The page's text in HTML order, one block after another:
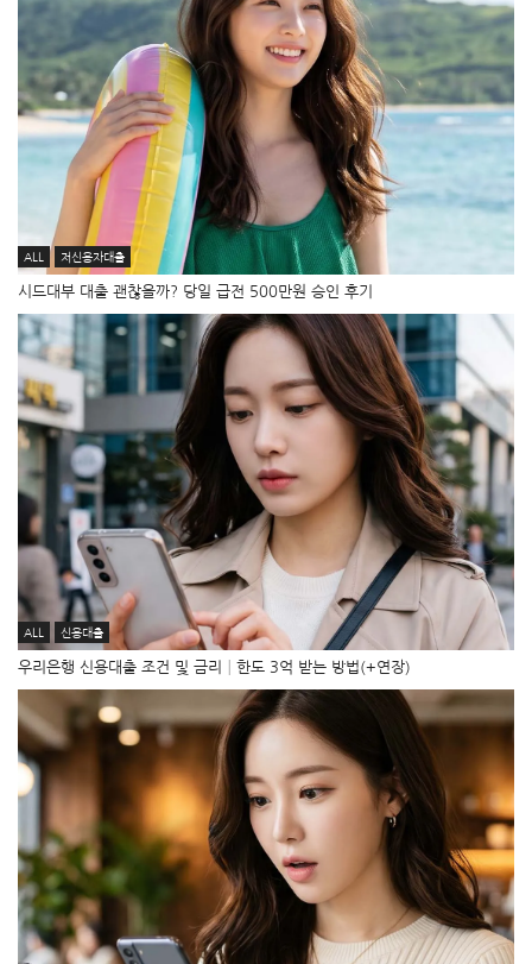
ALL 저신용자대출
시드대부 대출 괜찮을까? 당일 급전 500만원 승인 후기
ALL 신용대출
우리은행 신용대출 조건 및 금리│한도 3억 받는 방법(+연장)